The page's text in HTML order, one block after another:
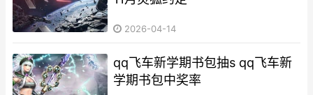
2026-04-14
qq飞车新学期书包抽s qq飞车新
学期书包中奖率